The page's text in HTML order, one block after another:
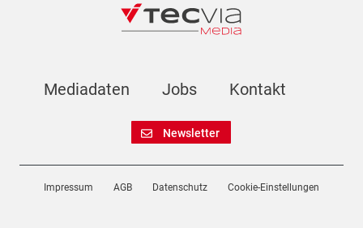
Mediadaten Jobs Kontakt
Newsletter
Impressum AGB Datenschutz Cookie-Einstellungen